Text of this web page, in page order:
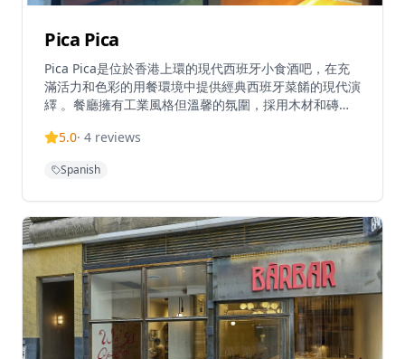
Pica Pica
Pica Pica是位於香港上環的現代西班牙小食酒吧，在充
滿活力和色彩的用餐環境中提供經典西班牙菜餚的現代演
繹 。餐廳擁有工業風格但溫馨的氛圍，採用木材和磚塊
Sanuy的帶領下，Pica Pica提供傳統西班牙小食的現代
TripAdvisor上獲得4.8分（滿分5分）的高評價，在香港
牙用餐體驗，氣氛絕佳，被譽為享受輕鬆夜晚和美味小食
的首選之地 。
5.0· 4 reviews
Spanish